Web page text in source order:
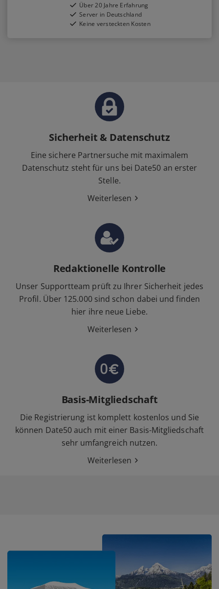
Über 20 Jahre Erfahrung
Server in Deutschland
Keine versteckten Kosten
Sicherheit & Datenschutz
Eine sichere Partnersuche mit maximalem
Datenschutz steht für uns bei Date50 an erster
Stelle.
Weiterlesen
Redaktionelle Kontrolle
Unser Supportteam prüft zu Ihrer Sicherheit jedes
Profil. Über 125.000 sind schon dabei und finden
hier ihre neue Liebe.
Weiterlesen
Basis-Mitgliedschaft
Die Registrierung ist komplett kostenlos und Sie
können Date50 auch mit einer Basis-Mitgliedschaft
sehr umfangreich nutzen.
Weiterlesen